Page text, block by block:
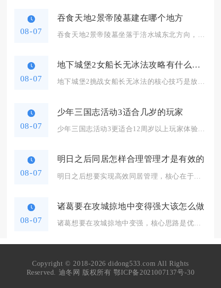
08-07
吞食天地2景帝陵墓建在哪个地方
08-07
地下城堡2女船长无冰法攻略有什么技巧
地下城堡2挑战女船长无冰法的核心技巧是放弃强眩晕控制思路，依...
08-07
少年三国志活动3适合几岁的玩家
08-07
明日之后同居怎样合理管理才是有效的
08-07
诸葛要在攻城掠地中变得强大该怎么做
Copyright © 2018-2026 didong533.com All Rights
Reserved. 迪冬网 版权所有 鄂ICP备2021007137号-30